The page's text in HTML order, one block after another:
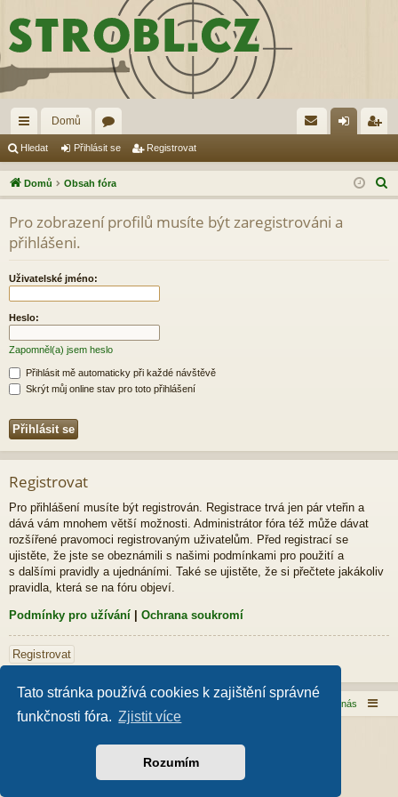
Tato stránka používá cookies k zajištění správné
funkčnosti fóra. Zjistit více
Rozumím
yc
hl
é
od
zy
Domů
ór
a lá
sit
se
ist
ro
Hledat Přihlásit se Registrovat
Domů Obsah fóra
l
Pro zobrazení profilů musíte být zaregistrováni a
přihlášeni.
Uživatelské jméno:
Heslo:
Zapomněl(a) jsem heslo
Přihlásit mě automaticky při každé návštěvě
Skrýt můj online stav pro toto přihlášení
Registrovat
Pro přihlášení musíte být registrován. Registrace trvá jen pár vteřin a
dává vám mnohem větší možnosti. Administrátor fóra též může dávat
rozšířené pravomoci registrovaným uživatelům. Před registrací se
ujistěte, že jste se obeznámili s našimi podmínkami pro použití a
s dalšími pravidly a ujednáními. Také se ujistěte, že si přečtete jakákoliv
pravidla, která se na fóru objeví.
Podmínky pro užívání | Ochrana soukromí
Registrovat
Obsah fóra Kontaktujte nás
- phpBB 3.3 od MrGaby
Český překlad –
Soukromí|Podmínky